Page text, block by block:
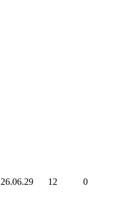
26.06.29 12 0